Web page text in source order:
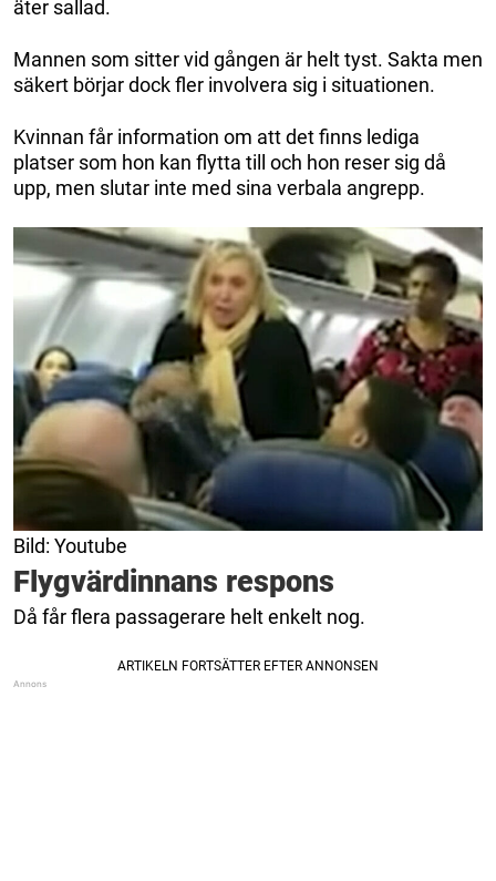
äter sallad.
Mannen som sitter vid gången är helt tyst. Sakta men
säkert börjar dock fler involvera sig i situationen.
Kvinnan får information om att det finns lediga
platser som hon kan flytta till och hon reser sig då
upp, men slutar inte med sina verbala angrepp.
Bild: Youtube
Flygvärdinnans respons
Då får flera passagerare helt enkelt nog.